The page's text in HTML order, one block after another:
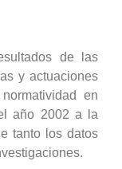
de las
y actuaciones
en
año 2002 a la
tanto los datos